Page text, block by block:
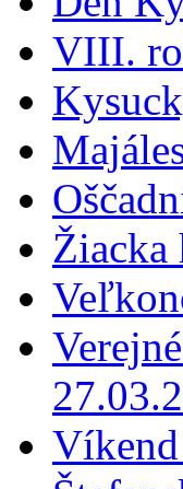
VIII.
Žiacka